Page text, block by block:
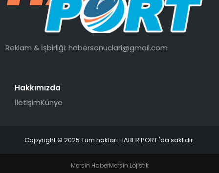
Reklam & İşbirliği:habersonuclari@gmail.com
Hakkımızda
İletişimKünye
Copyright © 2025 Tüm hakları HABER PORT 'da saklıdır.
Mersin HaberMersin Lojistik